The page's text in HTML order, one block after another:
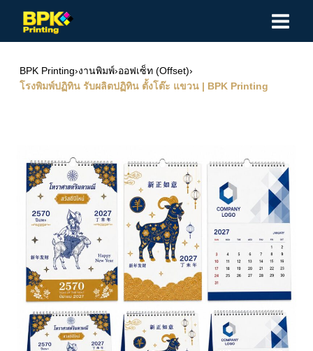
BPK Printing›งานพิมพ์›ออฟเซ็ท (Offset)›
โรงพิมพ์ปฏิทิน รับผลิตปฏิทิน ตั้งโต๊ะ แขวน | BPK Printing